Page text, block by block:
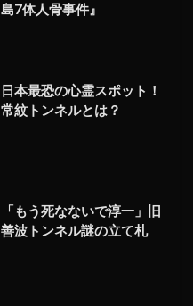
島7体人骨事件』
日本最恐の心霊スポット！
常紋トンネルとは？
「もう死なないで淳一」旧
善波トンネル謎の立て札